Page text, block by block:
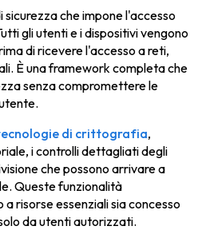
sicurezza che impone l'accesso
gli utenti e i dispositivi vengono
di ricevere l'accesso a reti,
È una framework completa che
senza compromettere le
di crittografia,
i controlli dettagliati degli
che possono arrivare a
Queste funzionalità
risorse essenziali sia concesso
da utenti autorizzati.